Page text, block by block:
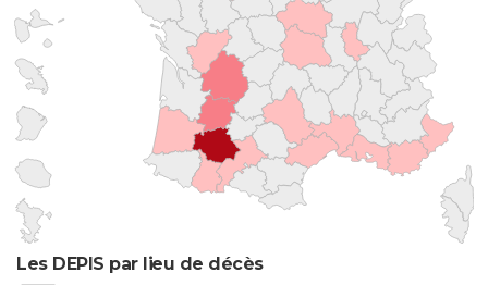
Les DEPIS par lieu de décès